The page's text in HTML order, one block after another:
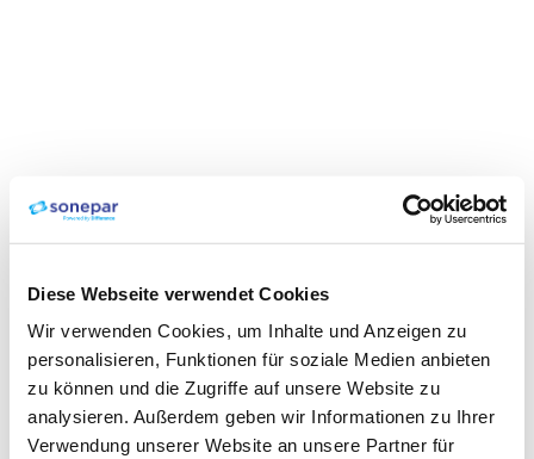
Diese Webseite verwendet Cookies
Wir verwenden Cookies, um Inhalte und Anzeigen zu
personalisieren, Funktionen für soziale Medien anbieten
zu können und die Zugriffe auf unsere Website zu
analysieren. Außerdem geben wir Informationen zu Ihrer
Verwendung unserer Website an unsere Partner für